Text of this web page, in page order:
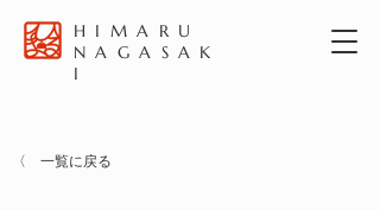
HIMARU
NAGASAK
I
〈 一覧に戻る